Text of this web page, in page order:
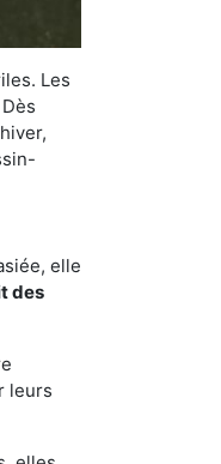
Les
elle
des
leurs